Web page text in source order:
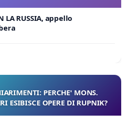
LA RUSSIA, appello
PERCHE' MONS.
ESIBISCE OPERE DI RUPNIK?